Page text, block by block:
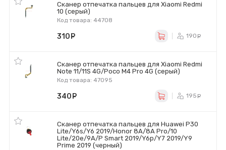
Сканер отпечатка пальцев для Xiaomi Redmi
10 (серый)
Код товара: 44708
310 190
Сканер отпечатка пальцев для Xiaomi Redmi
Note 11/11S 4G/Poco M4 Pro 4G (серый)
Код товара: 47095
340 195
Сканер отпечатка пальцев для Huawei P30
Lite/Y6s/Y6 2019/Honor 8A/8A Pro/10
Lite/20e/9A/P Smart 2019/Y6p/Y7 2019/Y9
Prime 2019 (черный)